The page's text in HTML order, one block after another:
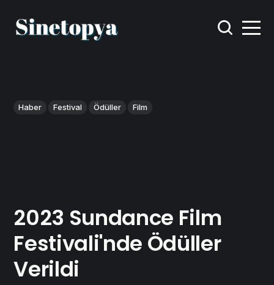
Haber Festival Ödüller Film
2023 Sundance Film
Festivali'nde Ödüller
Verildi